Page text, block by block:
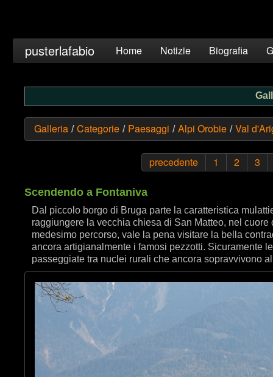
pusterlafabio Home Notizie Biografia
Galleria / Categorie / Paesaggi / Alpi Orobie / Val
precedente 1 2 3
Scendendo a Fontaniva
Dal piccolo borgo di Bruga parte la caratteristica
raggiungere la vecchia chiesa di San Matteo, nel
medesimo percorso, vale la pena visitare la bella
ancora artigianalmente i famosi pezzotti. Sicuramente
passeggiate tra nuclei rurali che ancora sopravvivono